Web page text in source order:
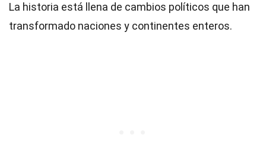
La historia está llena de cambios políticos que han
transformado naciones y continentes enteros.